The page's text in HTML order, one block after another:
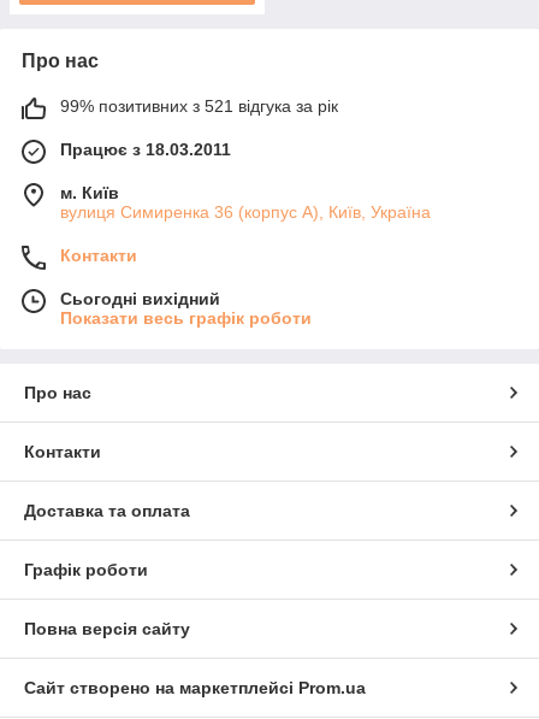
Про нас
99% позитивних з 521 відгука за рік
Працює з 18.03.2011
м. Київ
вулиця Симиренка 36 (корпус А), Київ, Україна
Контакти
Сьогодні вихідний
Показати весь графік роботи
Про нас
Контакти
Доставка та оплата
Графік роботи
Повна версія сайту
Сайт створено на маркетплейсі Prom.ua